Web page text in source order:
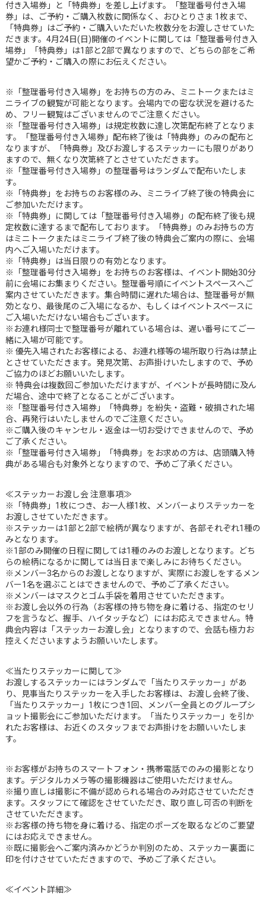
付き入場券」と「特典券」を差し上げます。「整理番号付き入場
券」は、ご予約・ご購入枚数に関係なく、おひとりさま 1枚まで、
「特典券」はご予約・ご購入いただいた枚数分をお渡しさせていた
だきます。4月24日(日)開催のイベントに関しては「整理番号付き入
場券」「特典券」は1部と2部で異なりますので、どちらの部をご希
望かご予約・ご購入の際にお伝えください。
※「整理番号付き入場券」をお持ちの方のみ、ミニトークまたはミ
ニライブの観覧が可能となります。会場内での密な状況を避けるた
め、フリー観覧はございませんのでご注意ください。
※「整理番号付き入場券」は規定枚数に達し次第配布終了となりま
す。「整理番号付き入場券」配布終了後は「特典券」のみの配布と
なりますが、「特典券」及びお渡しするステッカーにも限りがあり
ますので、無くなり次第終了とさせていただきます。
※「整理番号付き入場券」の整理番号はランダムで配布いたしま
す。
※「特典券」をお持ちのお客様のみ、ミニライブ終了後の特典会に
ご参加いただけます。
※「特典券」に関しては「整理番号付き入場券」の配布終了後も規
定枚数に達するまで配布しております。「特典券」のみお持ちの方
はミニトークまたはミニライブ終了後の特典会ご案内の際に、会場
内へご入場いただけます。
※「特典券」は当日限りの有効となります。
※「整理番号付き入場券」をお持ちのお客様は、イベント開始30分
前に会場にお集まりください。整理番号順にイベントスペースへご
案内させていただきます。集合時間に遅れた場合は、整理番号が無
効となり、最後尾のご入場になるか、もしくはイベントスペースに
ご入場いただけない場合もございます。
※お連れ様同士で整理番号が離れている場合は、遅い番号にてご一
緒に入場が可能です。
※ 優先入場されたお客様による、お連れ様等の場所取り行為は禁止
とさせていただきます。発見次第、お声掛けいたしますので、予め
ご協力のほどお願いいたします。
※ 特典会は複数回ご参加いただけますが、イベントが長時間に及ん
だ場合、途中で終了となることがございます。
※「整理番号付き入場券」「特典券」を紛失・盗難・破損された場
合、再発行はいたしませんのでご注意ください。
※ご購入後のキャンセル・返金は一切お受けできませんので、予め
ご了承ください。
※「整理番号付き入場券」「特典券」をお求めの方は、店頭購入特
典がある場合も対象外となりますので、予めご了承ください。
≪ステッカーお渡し会 注意事項≫
※「特典券」1枚につき、お一人様1枚、メンバーよりステッカーを
お渡しさせていただきます。
※ステッカーは1部と2部で絵柄が異なりますが、各部それぞれ1種の
みとなります。
※1部のみ開催の日程に関しては1種のみのお渡しとなります。どち
らの絵柄になるかに関しては当日まで楽しみにお待ちください。
※メンバー3名からのお渡しとなりますが、実際にお渡しをするメン
バー1名を選ぶことはできませんので、予めご了承ください。
※メンバーはマスクとゴム手袋を着用させていただきます。
※お渡し会以外の行為（お客様の持ち物を身に着ける、指定のセリ
フを言うなど、握手、ハイタッチなど）にはお応えできません。特
典会内容は「ステッカーお渡し会」となりますので、会話も極力お
控えくださいますようお願いいたします。
≪当たりステッカーに関して≫
お渡しするステッカーにはランダムで「当たりステッカー」があ
り、見事当たりステッカーを入手したお客様は、お渡し会終了後、
「当たりステッカー」1枚につき1回、メンバー全員とのグループシ
ョット撮影会にご参加いただけます。「当たりステッカー」を引か
れたお客様は、お近くのスタッフまでお声掛けをお願いいたしま
す。
※お客様がお持ちのスマートフォン・携帯電話でのみの撮影となり
ます。デジタルカメラ等の撮影機器はご使用いただけません。
※撮り直しは撮影に不備が認められる場合のみ対応させていただき
ます。スタッフにて確認をさせていただき、取り直し可否の判断を
させていただきます。
※お客様の持ち物を身に着ける、指定のポーズを取るなどのご要望
にはお応えできません。
※既に撮影会へご案内済みかどうか判別のため、ステッカー裏面に
印を付けさせていただきますので、予めご了承ください。
≪イベント詳細≫